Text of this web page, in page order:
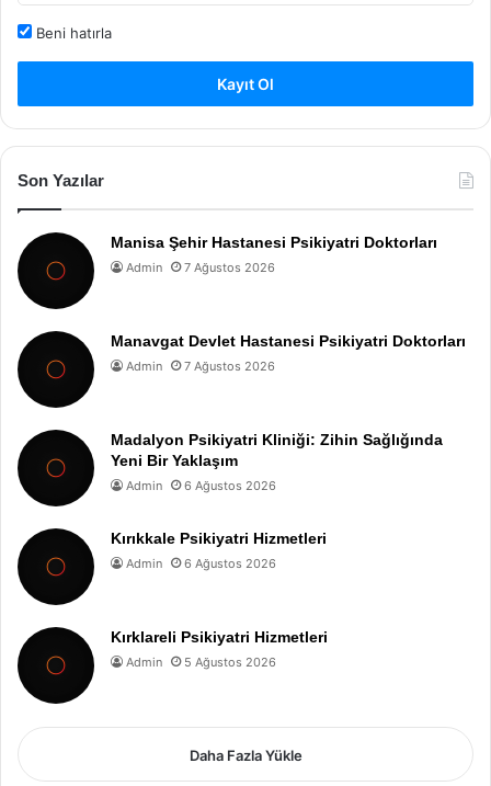
Beni hatırla
Kayıt Ol
Son Yazılar
Manisa Şehir Hastanesi Psikiyatri Doktorları
Admin 7 Ağustos 2026
Manavgat Devlet Hastanesi Psikiyatri Doktorları
Admin 7 Ağustos 2026
Madalyon Psikiyatri Kliniği: Zihin Sağlığında
Yeni Bir Yaklaşım
Admin 6 Ağustos 2026
Kırıkkale Psikiyatri Hizmetleri
Admin 6 Ağustos 2026
Kırklareli Psikiyatri Hizmetleri
Admin 5 Ağustos 2026
Daha Fazla Yükle